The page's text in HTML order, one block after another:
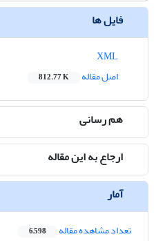
فایل ها
اصل مقاله
812.77 K
هم رسانی
ارجاع به این مقاله
آمار
تعداد مشاهده مقاله 6,598